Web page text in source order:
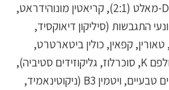
: L-ציטרולין-DL-מאלט (2:1), קריאטין מונוהידראט,
התגבשות (סיליקון דיאוקסיד,
קפאין, כולין ביטארטרט,
מלח, ממתיקים (אייסולפם K, סוכרלוז, גליקוזידים סטיביה),
מאלטודקסטרין, טעמים טבעיים, ויטמין B3 (ניקוטינאמיד,